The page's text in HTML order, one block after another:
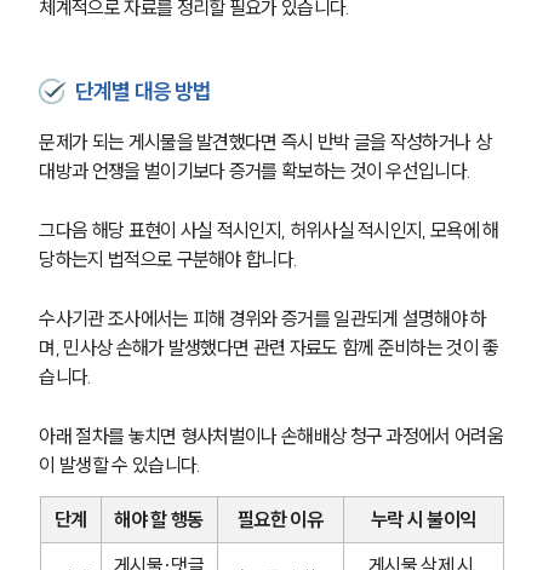
체계적으로 자료를 정리할 필요가 있습니다.
단계별 대응 방법
문제가 되는 게시물을 발견했다면 즉시 반박 글을 작성하거나 상
대방과 언쟁을 벌이기보다 증거를 확보하는 것이 우선입니다.
그다음 해당 표현이 사실 적시인지, 허위사실 적시인지, 모욕에 해
당하는지 법적으로 구분해야 합니다.
수사기관 조사에서는 피해 경위와 증거를 일관되게 설명해야 하
며, 민사상 손해가 발생했다면 관련 자료도 함께 준비하는 것이 좋
습니다.
아래 절차를 놓치면 형사처벌이나 손해배상 청구 과정에서 어려움
이 발생할 수 있습니다.
단계 해야 할 행동 필요한 이유 누락 시 불이익